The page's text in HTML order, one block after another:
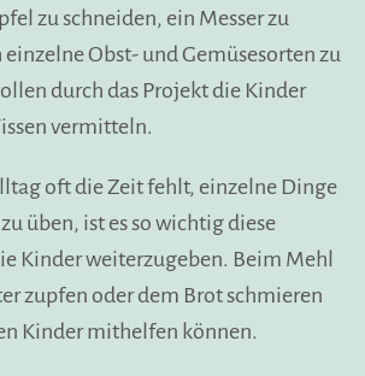
zu schneiden, ein Messer zu
Obst- und Gemüsesorten zu
durch das Projekt die Kinder
vermitteln.
oft die Zeit fehlt, einzelne Dinge
üben, ist es so wichtig diese
Kinder weiterzugeben. Beim Mehl
zupfen oder dem Brot schmieren
Kinder mithelfen können.